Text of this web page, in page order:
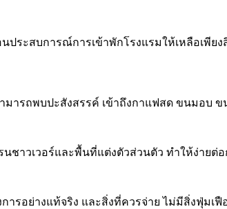
ระสบการณ์การเข้าพักโรงแรมให้เหลือเพียง
ารถพบปะสังสรรค์ เข้าถึงกาแฟสด ขนมอบ ข
ชาวเวอร์และพื้นที่แต่งตัวส่วนตัว ทำให้ง่ายต่
รอย่างแท้จริง และสิ่งที่ควรจ่าย ไม่มีสิ่งฟุ่มเฟื